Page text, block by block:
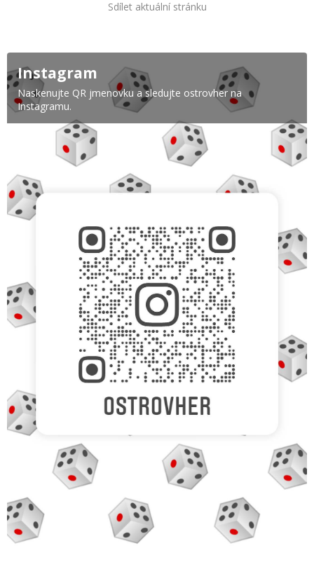
Sdílet aktuální stránku
Instagram
Naskenujte QR jmenovku a sledujte ostrovher na
Instagramu.